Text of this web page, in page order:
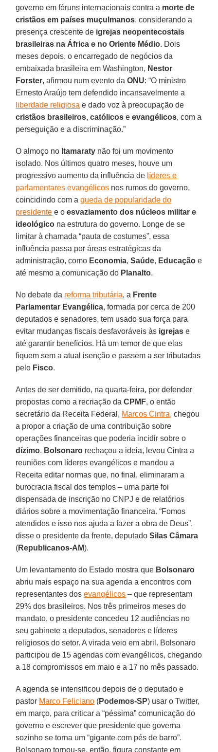
governo em fóruns internacionais contra a morte de
cristãos em países muçulmanos, considerando a
presença crescente de igrejas neopentecostais
brasileiras na África e no Oriente Médio. Dois
meses depois, o encarregado de negócios da
embaixada brasileira em Washington, Nestor
Forster, afirmou num evento daONU: “O ministro
Ernesto Araújo tem defendido incansavelmente a
liberdade religiosa e dado voz à preocupação de
cristãos brasileiros,católicos eevangélicos, com a
perseguição e a discriminação.”
O almoço no Itamaraty não foi um movimento
isolado. Nos últimos quatro meses, houve um
progressivo aumento da influência de líderes e
parlamentares evangélicos nos rumos do governo,
coincidindo com aqueda de popularidade do
presidente e oesvaziamento dos núcleos militar e
ideológico na estrutura do governo. Longe de se
limitar à chamada “pauta de costumes”, essa
influência passa por áreas estratégicas da
administração, como Economia,Saúde, Educação e
até mesmo a comunicação do Planalto.
No debate da reforma tributária, a Frente
Parlamentar Evangélica, formada por cerca de 200
deputados e senadores, tem usado sua força para
evitar mudanças fiscais desfavoráveis às igrejas e
até garantir benefícios. Há um temor de que elas
fiquem sem a atual isenção e passem a ser tributadas
pelo Fisco.
Antes de ser demitido, na quarta-feira, por defender
propostas como a recriação daCPMF, o então
secretário da Receita Federal, Marcos Cintra, chegou
a propor a criação de uma contribuição sobre
operações financeiras que poderia incidir sobre o
dízimo. Bolsonaro rechaçou a ideia, levou Cintra a
reuniões com líderes evangélicos e mandou a
Receita editar normas que, no final, eliminaram a
burocracia fiscal dos templos – uma parte foi
dispensada de inscrição no CNPJ e de relatórios
diários sobre a movimentação financeira. “Fomos
atendidos e isso nos ajuda a fazer a obra de Deus”,
disse o presidente da frente, deputadoSilas Câmara
(Republicanos-AM).
Um levantamento do Estado mostra que Bolsonaro
abriu mais espaço na sua agenda a encontros com
representantes dosevangélicos – que representam
29% dos brasileiros. Nos três primeiros meses do
mandato, o presidente concedeu 12 audiências no
seu gabinete a deputados, senadores e líderes
religiosos do setor. A virada veio em abril. Bolsonaro
participou de 15 agendas com evangélicos, chegando
a 18 compromissos em maio e a 17 no mês passado.
A agenda se intensificou depois de o deputado e
pastor Marco Feliciano (Podemos-SP) usar o Twitter,
em março, para criticar a “péssima” comunicação do
governo e escrever que presidente que governa
sozinho se torna um “gigante com pés de barro”.
Bolsonaro tornou-se, então, figura constante em